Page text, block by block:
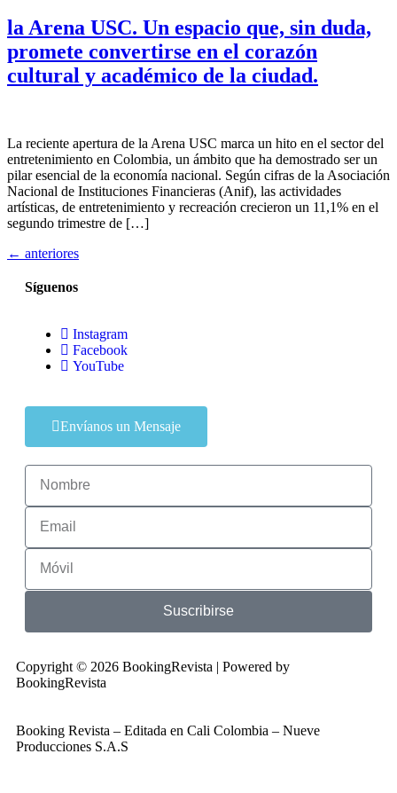
la Arena USC. Un espacio que, sin duda,
promete convertirse en el corazón
cultural y académico de la ciudad.
La reciente apertura de la Arena USC marca un hito en el sector del
entretenimiento en Colombia, un ámbito que ha demostrado ser un
pilar esencial de la economía nacional. Según cifras de la Asociación
Nacional de Instituciones Financieras (Anif), las actividades
artísticas, de entretenimiento y recreación crecieron un 11,1% en el
segundo trimestre de […]
← anteriores
Síguenos
Instagram
Facebook
YouTube
Envíanos un Mensaje
Suscribirse
Copyright © 2026 BookingRevista | Powered by
BookingRevista
Booking Revista – Editada en Cali Colombia – Nueve
Producciones S.A.S